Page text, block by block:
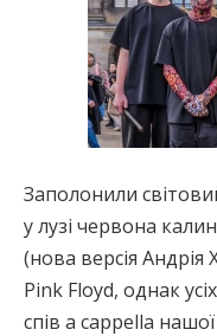
Заполонили
у лузі червона
(нова версія
Pink Floyd, однак
спів a cappella нашої